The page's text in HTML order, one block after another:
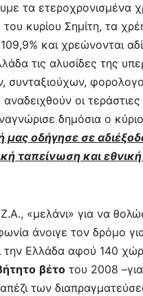
τα ετεροχρονισμένα
του κυρίου Σημίτη, τα
και χρεώνονται
τις αλυσίδες της
συνταξιούχων,
οι
δημόσια ο
μας οδήγησε σε
ταπείνωση και
«μελάνι» για να
άνοιγε τον δρόμο
την Ελλάδα αφού 140
ο βέτο του 2008
των